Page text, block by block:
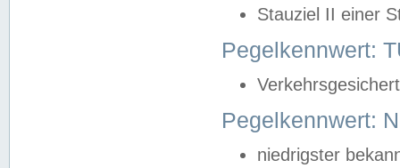
Stauziel II einer
Pegelkennwert:
Pegelkennwert:
niedrigster